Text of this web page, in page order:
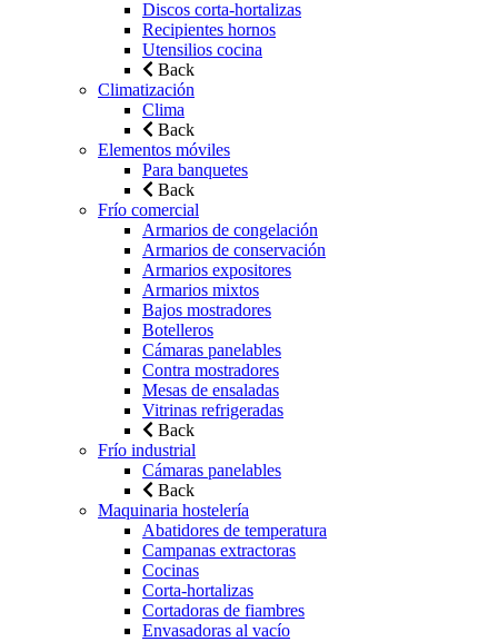
Discos corta-hortalizas
Recipientes hornos
Utensilios cocina
Back
Climatización
Clima
Back
Elementos móviles
Para banquetes
Back
Frío comercial
Armarios de congelación
Armarios de conservación
Armarios expositores
Armarios mixtos
Bajos mostradores
Botelleros
Cámaras panelables
Contra mostradores
Mesas de ensaladas
Vitrinas refrigeradas
Back
Frío industrial
Cámaras panelables
Back
Maquinaria hostelería
Abatidores de temperatura
Campanas extractoras
Cocinas
Corta-hortalizas
Cortadoras de fiambres
Envasadoras al vacío